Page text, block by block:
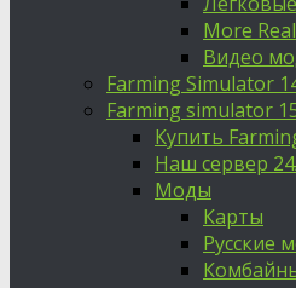
More
Видео
Farming Simulator
Farming simulator
Купить
Наш сервер
Моды
Карты
Русские